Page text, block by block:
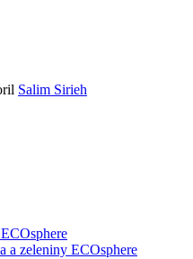
Salim Sirieh
a zeleniny ECOsphere